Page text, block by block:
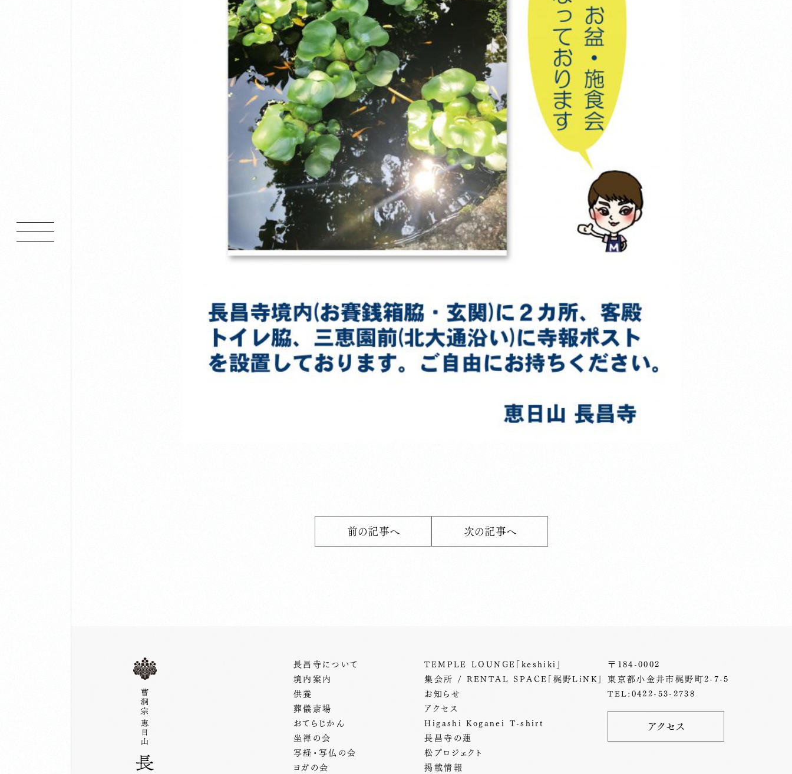
前の記事へ 次の記事へ
長昌寺について
境内案内
供養
葬儀斎場
おてらじかん
坐禅の会
写経・写仏の会
ヨガの会
TEMPLE LOUNGE「keshiki」
集会所 / RENTAL SPACE「梶野LiNK」
お知らせ
アクセス
Higashi Koganei T-shirt
長昌寺の蓮
松プロジェクト
掲載情報
〒184-0002
東京都小金井市梶野町2-7-5
TEL:0422-53-2738
アクセス